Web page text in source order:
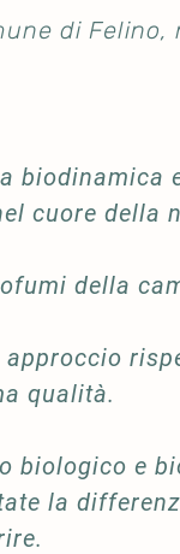
di Felino,
biodinamica
cuore della
della
qualità.
biologico e
la